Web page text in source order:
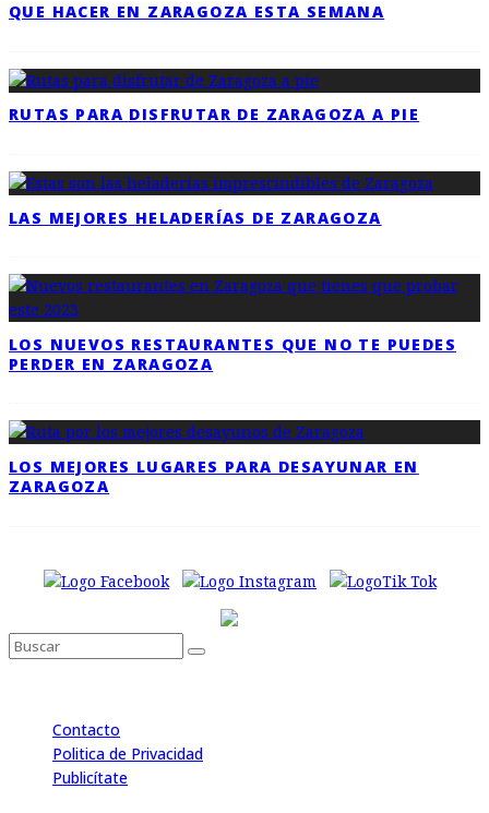
QUE HACER EN ZARAGOZA ESTA SEMANA
RUTAS PARA DISFRUTAR DE ZARAGOZA A PIE
LAS MEJORES HELADERÍAS DE ZARAGOZA
LOS NUEVOS RESTAURANTES QUE NO TE PUEDES
PERDER EN ZARAGOZA
LOS MEJORES LUGARES PARA DESAYUNAR EN
ZARAGOZA
Contacto
Politica de Privacidad
Publicítate